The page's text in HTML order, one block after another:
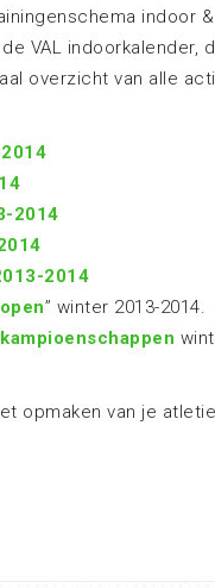
indoor
VAL indoorkalender,
overzicht van alle
2014
2014
” winter 2013-2014.
opmaken van je